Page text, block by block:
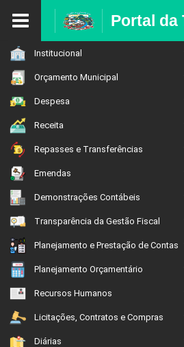
Portal da
Institucional
Orçamento Municipal
Despesa
Receita
Repasses e Transferências
Emendas
Demonstrações Contábeis
Transparência da Gestão Fiscal
Planejamento e Prestação de Contas
Planejamento Orçamentário
Recursos Humanos
Licitações, Contratos e Compras
Diárias